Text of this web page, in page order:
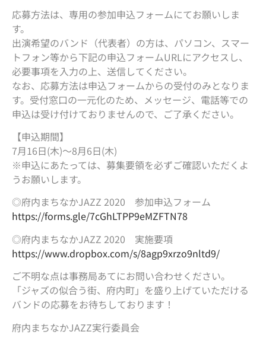
応募方法は、専用の参加申込フォームにてお願いしま
す。
出演希望のバンド（代表者）の方は、パソコン、スマー
トフォン等から下記の申込フォームURLにアクセスし、
必要事項を入力の上、送信してください。
なお、応募方法は申込フォームからの受付のみとなりま
す。受付窓口の一元化のため、メッセージ、電話等での
申込は受け付けておりませんので、ご了承ください。
【申込期間】
7月16日(木)〜8月6日(木)
※申込にあたっては、募集要領を必ずご確認いただくよ
うお願いします。
◎府内まちなかJAZZ 2020 参加申込フォーム
https://forms.gle/7cGhLTPP9eMZFTN78
◎府内まちなかJAZZ 2020 実施要項
https://www.dropbox.com/s/8agp9xrzo9nltd9/
ご不明な点は事務局あてにお問い合わせください。
「ジャズの似合う街、府内町」を盛り上げていただける
バンドの応募をお待ちしております！
府内まちなかJAZZ実行委員会